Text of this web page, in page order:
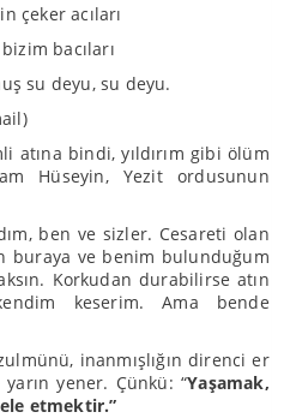
su deyu.
atına bindi, yıldırım gibi ölüm
Hüseyin, Yezit ordusunun
ben ve sizler. Cesareti olan
buraya ve benim bulunduğum
Korkudan durabilirse atın
keserim. Ama bende
inanmışlığın direnci er
yener. Çünkü: “Yaşamak,
etmektir.”